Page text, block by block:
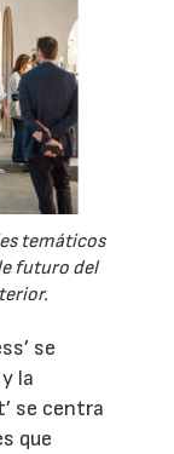
temáticos
futuro del
se
la
se centra
que